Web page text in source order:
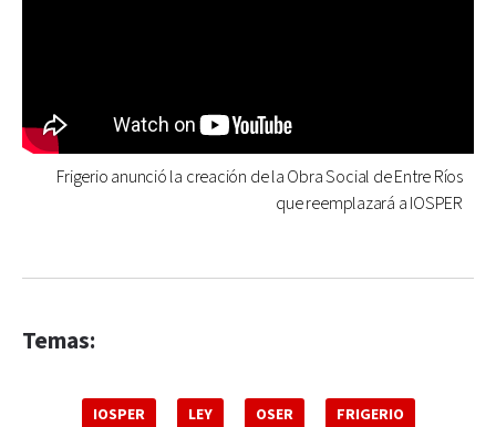
Frigerio anunció la creación de la Obra Social de Entre Ríos
que reemplazará a IOSPER
Temas:
IOSPER LEY OSER FRIGERIO